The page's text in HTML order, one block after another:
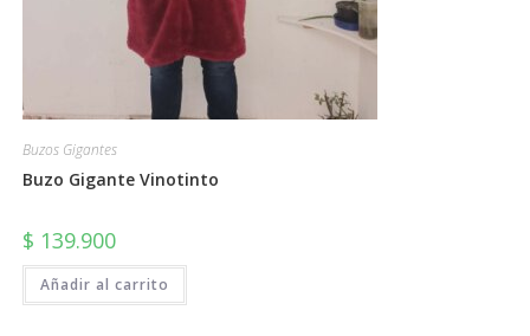
Buzos Gigantes
Buzo Gigante Vinotinto
$ 139.900
Añadir al carrito